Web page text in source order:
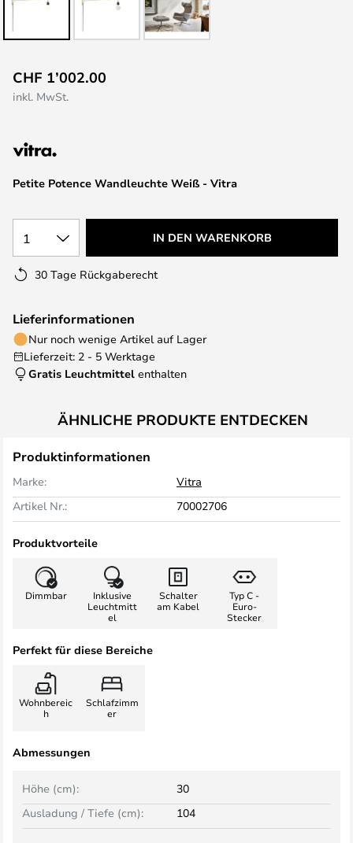
Anfang
der
springen
Petite Potence Wandleuchte Weiß - Vitra
CHF 1’002.00
inkl. MwSt.
1 IN DEN WARENKORB
30 Tage Rückgaberecht
Lieferinformationen
Nur noch wenige Artikel auf Lager
Lieferzeit: 2 - 5 Werktage
Gratis Leuchtmittel enthalten
ÄHNLICHE PRODUKTE ENTDECKEN
Produktinformationen
Marke:
Vitra
Artikel Nr.:
70002706
Produktvorteile
Dimmbar
Inklusive
Leuchtmitt
el
Schalter
am Kabel
Typ C -
Euro-
Stecker
Perfekt für diese Bereiche
Wohnbereic
h
Schlafzimm
er
Abmessungen
Höhe (cm):
30
Ausladung / Tiefe (cm):
104